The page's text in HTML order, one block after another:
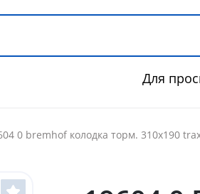
Для
0 bremhof колодка торм. 310х190